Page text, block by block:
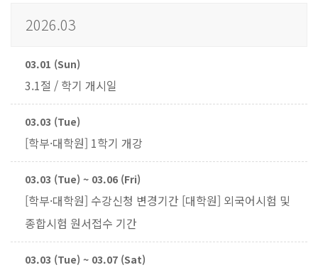
2026.03
03.01 (Sun)
3.1절 / 학기 개시일
03.03 (Tue)
[학부·대학원] 1학기 개강
03.03 (Tue) ~ 03.06 (Fri)
[학부·대학원] 수강신청 변경기간 [대학원] 외국어시험 및
종합시험 원서접수 기간
03.03 (Tue) ~ 03.07 (Sat)